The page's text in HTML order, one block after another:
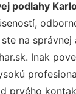
podlahy
na správnej
Inak
prvého